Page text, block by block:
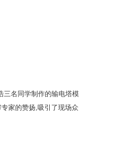
三名同学制作的输电塔模
家的赞扬,吸引了现场众